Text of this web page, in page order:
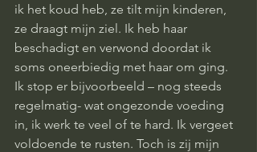
ik het koud heb, ze tilt mijn kinderen,
ze draagt mijn ziel. Ik heb haar
beschadigt en verwond doordat ik
soms oneerbiedig met haar om ging.
Ik stop er bijvoorbeeld – nog steeds
regelmatig- wat ongezonde voeding
in, ik werk te veel of te hard. Ik vergeet
voldoende te rusten. Toch is zij mijn